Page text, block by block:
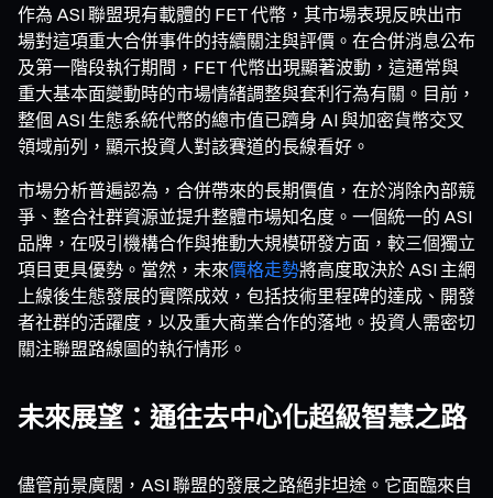
作為 ASI 聯盟現有載體的 FET 代幣，其市場表現反映出市
場對這項重大合併事件的持續關注與評價。在合併消息公布
及第一階段執行期間，FET 代幣出現顯著波動，這通常與
重大基本面變動時的市場情緒調整與套利行為有關。目前，
整個 ASI 生態系統代幣的總市值已躋身 AI 與加密貨幣交叉
領域前列，顯示投資人對該賽道的長線看好。
市場分析普遍認為，合併帶來的長期價值，在於消除內部競
爭、整合社群資源並提升整體市場知名度。一個統一的 ASI
品牌，在吸引機構合作與推動大規模研發方面，較三個獨立
項目更具優勢。當然，未來價格走勢將高度取決於 ASI 主網
上線後生態發展的實際成效，包括技術里程碑的達成、開發
者社群的活躍度，以及重大商業合作的落地。投資人需密切
關注聯盟路線圖的執行情形。
未來展望：通往去中心化超級智慧之路
儘管前景廣闊，ASI 聯盟的發展之路絕非坦途。它面臨來自